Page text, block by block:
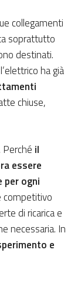
collegamenti
soprattutto
destinati.
ha già
chiuse,
Perché il
essere
per ogni
competitivo
di ricarica e
necessaria. In
e